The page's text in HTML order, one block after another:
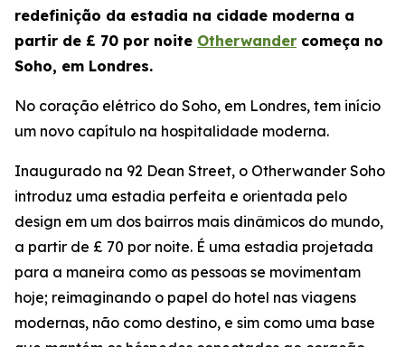
redefinição da estadia na cidade moderna a
partir de £ 70 por noite Otherwander começa no
Soho, em Londres.
No coração elétrico do Soho, em Londres, tem início
um novo capítulo na hospitalidade moderna.
Inaugurado na 92 Dean Street, o Otherwander Soho
introduz uma estadia perfeita e orientada pelo
design em um dos bairros mais dinâmicos do mundo,
a partir de £ 70 por noite. É uma estadia projetada
para a maneira como as pessoas se movimentam
hoje; reimaginando o papel do hotel nas viagens
modernas, não como destino, e sim como uma base